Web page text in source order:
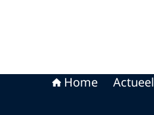
Home Actueel